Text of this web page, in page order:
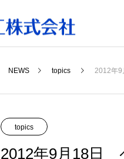
NEWS topics 2012年
topics
2012年9月18日